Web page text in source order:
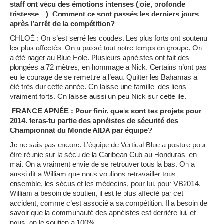
staff ont vécu des émotions intenses (joie, profonde
tristesse…). Comment ce sont passés les derniers jours
après l’arrêt de la compétition?
CHLOÉ : On s’est serré les coudes. Les plus forts ont soutenu
les plus affectés. On a passé tout notre temps en groupe. On
a été nager au Blue Hole. Plusieurs apnéistes ont fait des
plongées a 72 mètres, en hommage a Nick. Certains n’ont pas
eu le courage de se remettre a l’eau. Quitter les Bahamas a
été très dur cette année. On laisse une famille, des liens
vraiment forts. On laisse aussi un peu Nick sur cette ile.
FRANCE APNÉE : Pour finir, quels sont tes projets pour
2014. feras-tu partie des apnéistes de sécurité des
Championnat du Monde AIDA par équipe?
Je ne sais pas encore. L’équipe de Vertical Blue a postule pour
être réunie sur la sécu de la Caribean Cub au Honduras, en
mai. On a vraiment envie de se retrouver tous la bas. On a
aussi dit a William que nous voulions retravailler tous
ensemble, les sécus et les médecins, pour lui, pour VB2014.
William a besoin de soutien, il est le plus affecté par cet
accident, comme c’est associé a sa compétition. Il a besoin de
savoir que la communauté des apnéistes est derrière lui, et
nous, on le soutien a 100%.